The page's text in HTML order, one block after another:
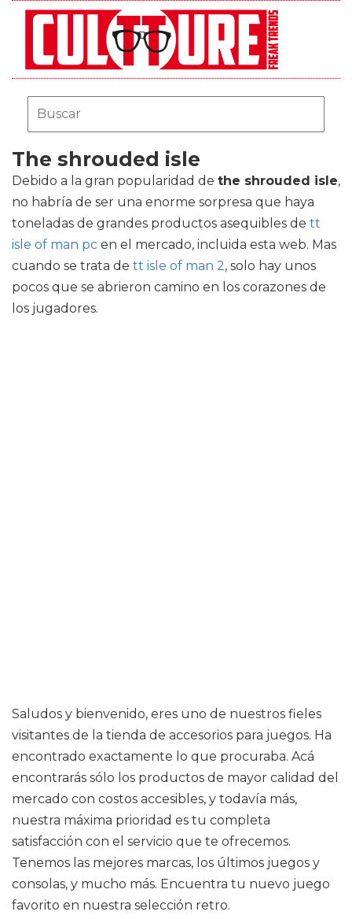
The shrouded isle
Debido a la gran popularidad de the shrouded isle,
no habría de ser una enorme sorpresa que haya
toneladas de grandes productos asequibles de tt
isle of man pc en el mercado, incluida esta web. Mas
cuando se trata de tt isle of man 2, solo hay unos
pocos que se abrieron camino en los corazones de
los jugadores.
Saludos y bienvenido, eres uno de nuestros fieles
visitantes de la tienda de accesorios para juegos. Ha
encontrado exactamente lo que procuraba. Acá
encontrarás sólo los productos de mayor calidad del
mercado con costos accesibles, y todavía más,
nuestra máxima prioridad es tu completa
satisfacción con el servicio que te ofrecemos.
Tenemos las mejores marcas, los últimos juegos y
consolas, y mucho más. Encuentra tu nuevo juego
favorito en nuestra selección retro.